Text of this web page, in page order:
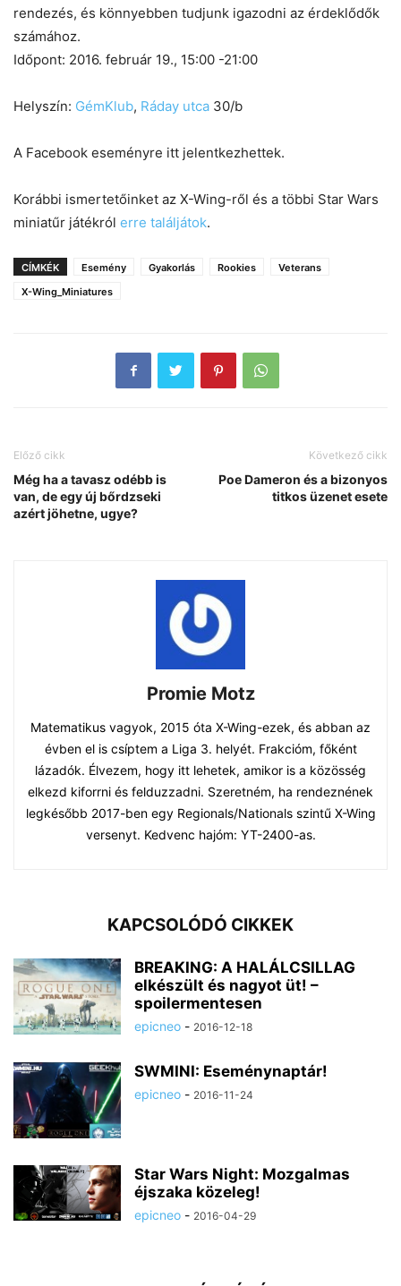
rendezés, és könnyebben tudjunk igazodni az érdeklődők
számához.
Időpont: 2016. február 19., 15:00 -21:00
Helyszín: GémKlub, Ráday utca 30/b
A Facebook eseményre itt jelentkezhettek.
Korábbi ismertetőinket az X-Wing-ről és a többi Star Wars
miniatűr játékról erre találjátok.
CÍMKÉK Esemény Gyakorlás Rookies
Veterans
X-Wing_Miniatures
Előző cikk
Még ha a tavasz odébb is
van, de egy új bőrdzseki
azért jöhetne, ugye?
Következő cikk
Poe Dameron és a bizonyos
titkos üzenet esete
Promie Motz
Matematikus vagyok, 2015 óta X-Wing-ezek, és abban az
évben el is csíptem a Liga 3. helyét. Frakcióm, főként
lázadók. Élvezem, hogy itt lehetek, amikor is a közösség
elkezd kiforrni és felduzzadni. Szeretném, ha rendeznének
legkésőbb 2017-ben egy Regionals/Nationals szintű X-Wing
versenyt. Kedvenc hajóm: YT-2400-as.
KAPCSOLÓDÓ CIKKEK
BREAKING: A HALÁLCSILLAG
elkészült és nagyot üt! –
spoilermentesen
epicneo - 2016-12-18
SWMINI: Eseménynaptár!
epicneo - 2016-11-24
Star Wars Night: Mozgalmas
éjszaka közeleg!
epicneo - 2016-04-29